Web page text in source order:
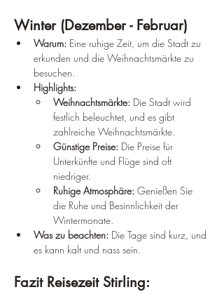
Winter (Dezember - Februar)
Warum: Eine ruhige Zeit, um die Stadt zu
erkunden und die Weihnachtsmärkte zu
besuchen.
Highlights:
Weihnachtsmärkte: Die Stadt wird
festlich beleuchtet, und es gibt
zahlreiche Weihnachtsmärkte.
Günstige Preise: Die Preise für
Unterkünfte und Flüge sind oft
niedriger.
Ruhige Atmosphäre: Genießen Sie
die Ruhe und Besinnlichkeit der
Wintermonate.
Was zu beachten: Die Tage sind kurz, und
es kann kalt und nass sein.
Fazit Reisezeit Stirling: